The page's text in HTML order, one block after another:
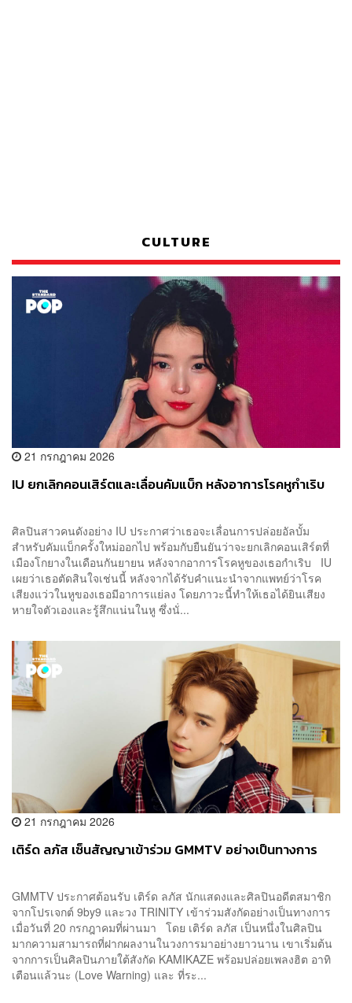
CULTURE
21 กรกฎาคม 2026
IU ยกเลิกคอนเสิร์ตและเลื่อนคัมแบ็ก หลังอาการโรคหูกำเริบ
ศิลปินสาวคนดังอย่าง IU ประกาศว่าเธอจะเลื่อนการปล่อยอัลบั้ม
สำหรับคัมแบ็กครั้งใหม่ออกไป พร้อมกับยืนยันว่าจะยกเลิกคอนเสิร์ตที่
เมืองโกยางในเดือนกันยายน หลังจากอาการโรคหูของเธอกำเริบ IU
เผยว่าเธอตัดสินใจเช่นนี้ หลังจากได้รับคำแนะนำจากแพทย์ว่าโรค
เสียงแว่วในหูของเธอมีอาการแย่ลง โดยภาวะนี้ทำให้เธอได้ยินเสียง
หายใจตัวเองและรู้สึกแน่นในหู ซึ่งนั่...
21 กรกฎาคม 2026
เติร์ด ลภัส เซ็นสัญญาเข้าร่วม GMMTV อย่างเป็นทางการ
GMMTV ประกาศต้อนรับ เติร์ด ลภัส นักแสดงและศิลปินอดีตสมาชิก
จากโปรเจกต์ 9by9 และวง TRINITY เข้าร่วมสังกัดอย่างเป็นทางการ
เมื่อวันที่ 20 กรกฎาคมที่ผ่านมา โดย เติร์ด ลภัส เป็นหนึ่งในศิลปิน
มากความสามารถที่ฝากผลงานในวงการมาอย่างยาวนาน เขาเริ่มต้น
จากการเป็นศิลปินภายใต้สังกัด KAMIKAZE พร้อมปล่อยเพลงฮิต อาทิ
เตือนแล้วนะ (Love Warning) และ ที่ระ...